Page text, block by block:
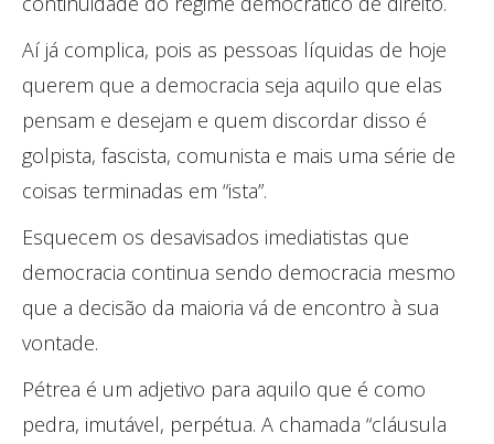
Aí já complica, pois as pessoas líquidas de hoje
querem que a democracia seja aquilo que elas
pensam e desejam e quem discordar disso é
golpista, fascista, comunista e mais uma série de
coisas terminadas em “ista”.
Esquecem os desavisados imediatistas que
democracia continua sendo democracia mesmo
que a decisão da maioria vá de encontro à sua
vontade.
Pétrea é um adjetivo para aquilo que é como
pedra, imutável, perpétua. A chamada “cláusula